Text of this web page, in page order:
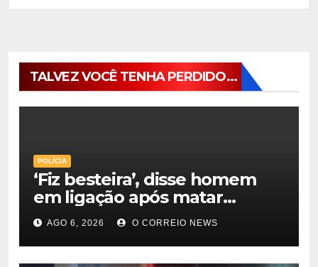
TALVEZ VOCÊ TENHA PERDIDO...
POLÍCIA
‘Fiz besteira’, disse homem
em ligação após matar
companheira com facadas
nas costas em Rio Verde
AGO 6, 2026 O CORREIO NEWS